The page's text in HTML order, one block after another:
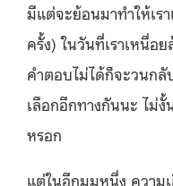
มีแต่จะย้อนมาทำให้เร
ครั้ง) ในวันที่เราเหนื่อ
คำตอบไม่ได้ก็จะวนกลั
เลือกอีกทางกันนะ ไม่
หรอก
แต่ในอีกมุมหนึ่ง ความ